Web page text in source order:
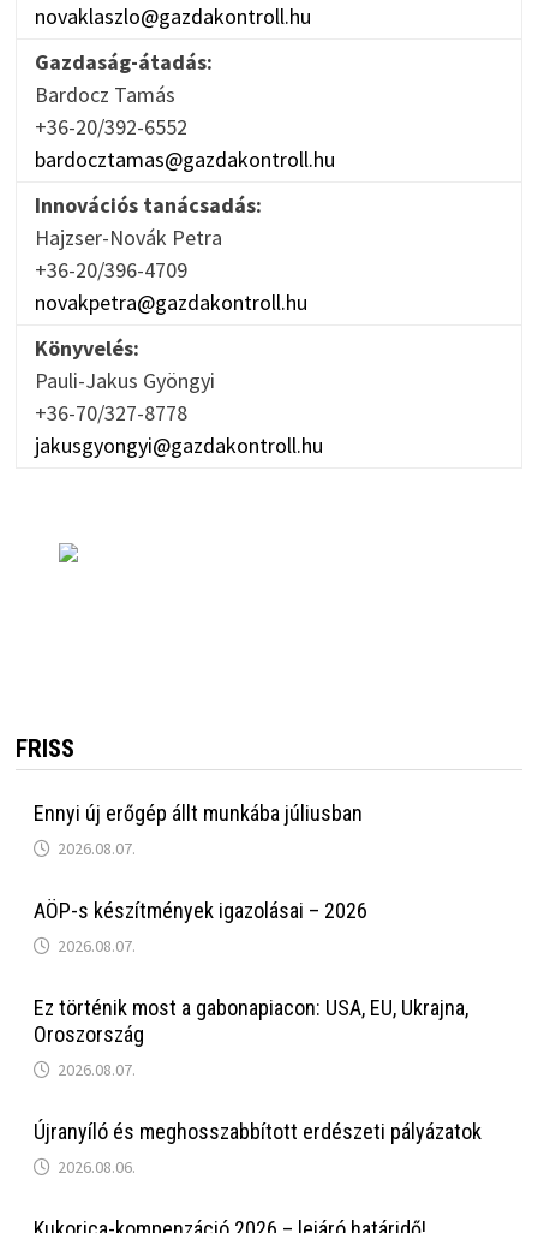
novaklaszlo@gazdakontroll.hu
Gazdaság-átadás:
Bardocz Tamás
+36-20/392-6552
bardocztamas@gazdakontroll.hu
Innovációs tanácsadás:
Hajzser-Novák Petra
+36-20/396-4709
novakpetra@gazdakontroll.hu
Könyvelés:
Pauli-Jakus Gyöngyi
+36-70/327-8778
jakusgyongyi@gazdakontroll.hu
FRISS
Ennyi új erőgép állt munkába júliusban
2026.08.07.
AÖP-s készítmények igazolásai – 2026
2026.08.07.
Ez történik most a gabonapiacon: USA, EU, Ukrajna,
Oroszország
2026.08.07.
Újranyíló és meghosszabbított erdészeti pályázatok
2026.08.06.